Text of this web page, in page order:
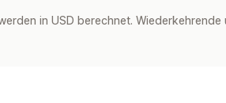
in USD berechnet.